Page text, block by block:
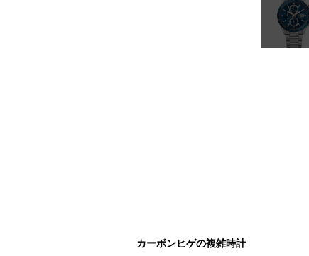
カーボンヒゲの複雑時計